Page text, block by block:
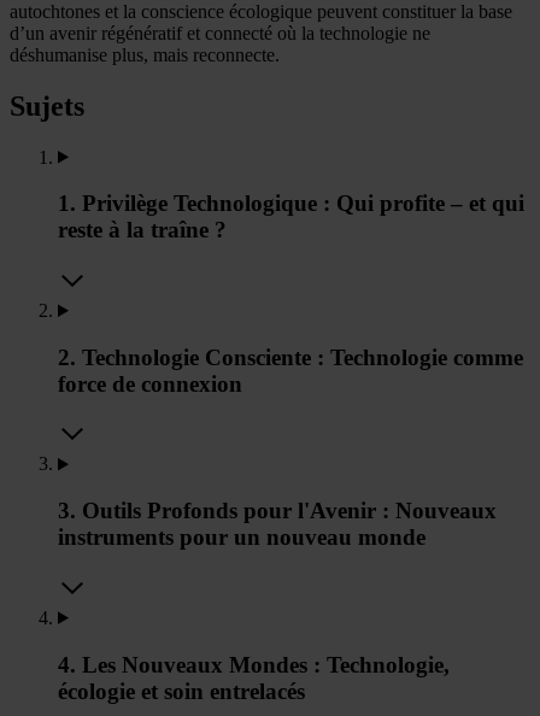
autochtones et la conscience écologique peuvent constituer la base
d’un avenir régénératif et connecté où la technologie ne
déshumanise plus, mais reconnecte.
Sujets
1. Privilège Technologique : Qui profite – et qui
reste à la traîne ?
2. Technologie Consciente : Technologie comme
force de connexion
3. Outils Profonds pour l'Avenir : Nouveaux
instruments pour un nouveau monde
4. Les Nouveaux Mondes : Technologie,
écologie et soin entrelacés